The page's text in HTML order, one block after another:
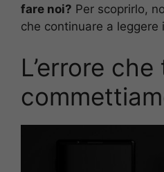
fare noi? Per scoprirlo,
che continuare a leggere
L’errore